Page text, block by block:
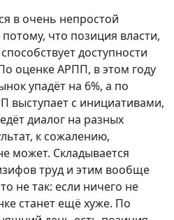
в очень непростой
что позиция власти,
доступности
оценке АРПП, в этом году
упадёт на 6%, а по
выступает с инициативами,
диалог на разных
к сожалению,
может. Складывается
труд и этим вообще
не так: если ничего не
станет ещё хуже. По